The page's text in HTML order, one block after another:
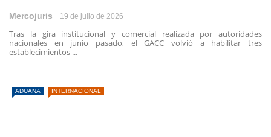
Mercojuris 19 de julio de 2026
Tras la gira institucional y comercial realizada por autoridades
nacionales en junio pasado, el GACC volvió a habilitar tres
establecimientos ...
ADUANA INTERNACIONAL